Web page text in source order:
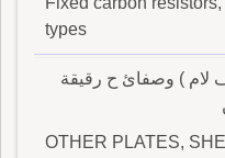
types
لام ) وصفائ ح رقيقة
OTHER PLATES,